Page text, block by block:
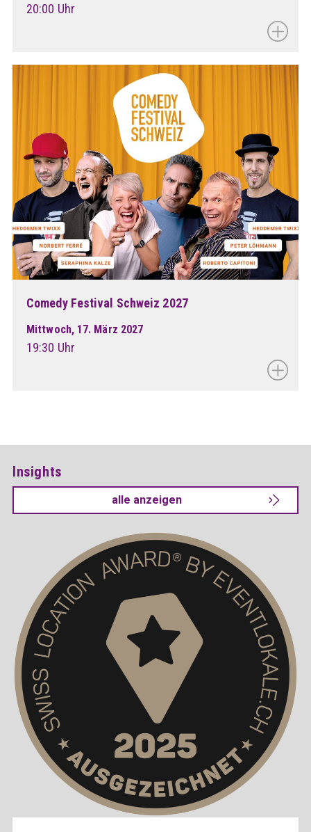
20:00 Uhr
Comedy Festival Schweiz 2027
Mittwoch, 17. März 2027
19:30 Uhr
Insights
alle anzeigen